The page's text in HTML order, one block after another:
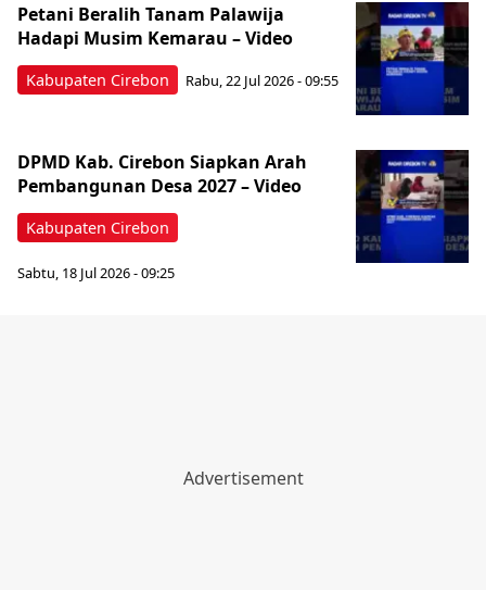
Kabupaten Cirebon
Petani Beralih Tanam Palawija
Hadapi Musim Kemarau – Video
Rabu, 22 Jul 2026 - 09:55
Kabupaten Cirebon
‎DPMD Kab. Cirebon Siapkan Arah
Pembangunan Desa 2027 – Video
Sabtu, 18 Jul 2026 - 09:25